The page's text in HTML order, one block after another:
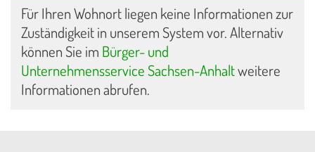
Für Ihren Wohnort liegen keine Informationen zur
Zuständigkeit in unserem System vor. Alternativ
können Sie im Bürger- und
Unternehmensservice Sachsen-Anhaltweitere
Informationen abrufen.